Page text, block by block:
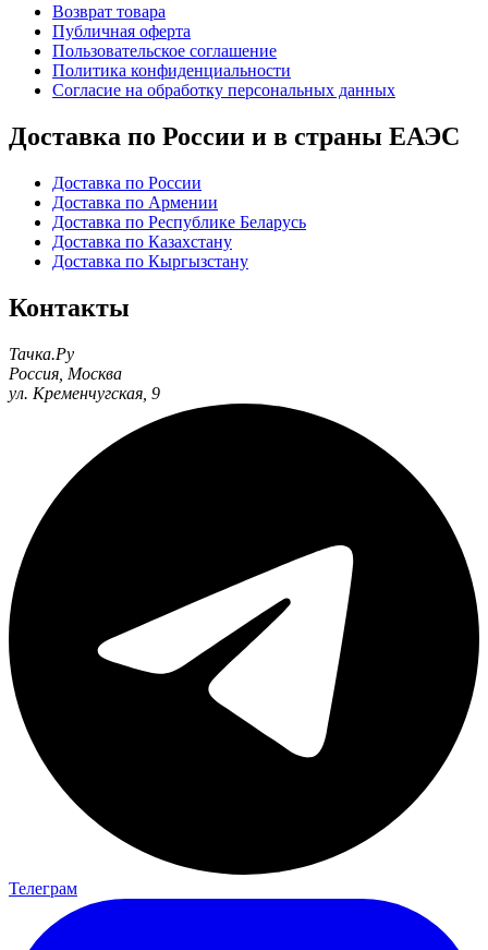
Возврат товара
Публичная оферта
Пользовательское соглашение
Политика конфиденциальности
Согласие на обработку персональных данных
Доставка по России и в страны ЕАЭС
Доставка по России
Доставка по Армении
Доставка по Республике Беларусь
Доставка по Казахстану
Доставка по Кыргызстану
Контакты
Тачка.Ру
Россия Москва
ул. Кременчугская, 9
Телеграм